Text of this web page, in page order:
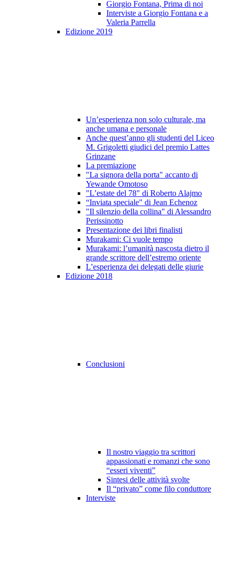
Giorgio Fontana, Prima di noi
Interviste a Giorgio Fontana e a
Valeria Parrella
Edizione 2019
Un’esperienza non solo culturale, ma
anche umana e personale
Anche quest’anno gli studenti del Liceo
M. Grigoletti giudici del premio Lattes
Grinzane
La premiazione
"La signora della porta" accanto di
Yewande Omotoso
"L’estate del 78" di Roberto Alajmo
“Inviata speciale" di Jean Echenoz
"Il silenzio della collina" di Alessandro
Perissinotto
Presentazione dei libri finalisti
Murakami: Ci vuole tempo
Murakami: l’umanità nascosta dietro il
grande scrittore dell’estremo oriente
L’esperienza dei delegati delle giurie
Edizione 2018
Conclusioni
Il nostro viaggio tra scrittori
appassionati e romanzi che sono
“esseri viventi”
Sintesi delle attività svolte
Il “privato” come filo conduttore
Interviste